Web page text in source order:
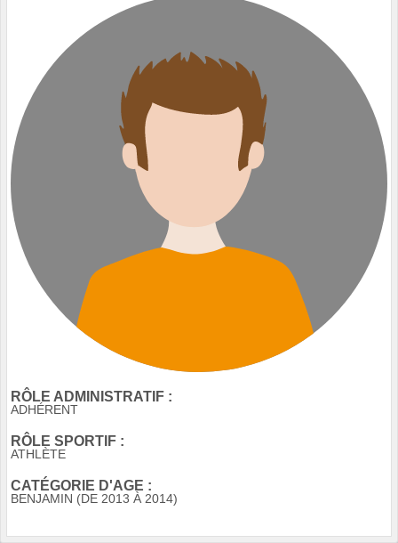
RÔLE ADMINISTRATIF :
ADHÉRENT
RÔLE SPORTIF :
ATHLÈTE
CATÉGORIE D'AGE :
BENJAMIN (DE 2013 À 2014)